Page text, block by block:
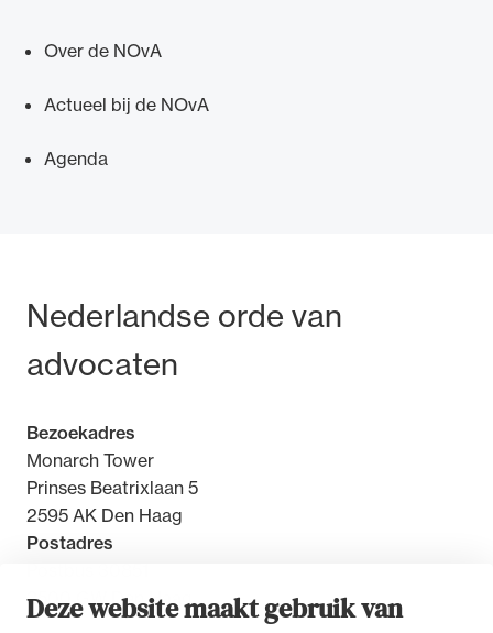
Deze website maakt gebruik van
Over de NOvA
Actueel bij de NOvA
Agenda
Bezoek- en postadres
Nederlandse orde van
advocaten
Bezoekadres
Monarch Tower
Prinses Beatrixlaan 5
2595 AK Den Haag
Postadres
2500 GW Den Haag